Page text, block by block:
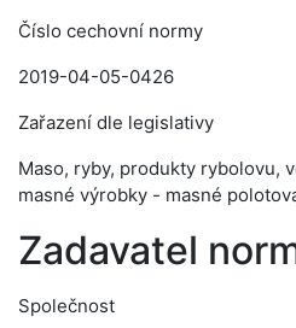
Číslo cechovní normy
2019-04-05-0426
Zařazení dle legislativy
Maso, ryby, produkty rybolovu,
masné výrobky - masné
Zadavatel
Společnost